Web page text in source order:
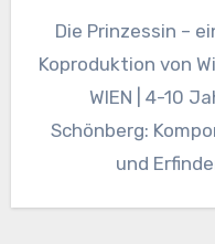
Die Prinzessin –
Koproduktion von
WIEN | 4-10
Schönberg:
und